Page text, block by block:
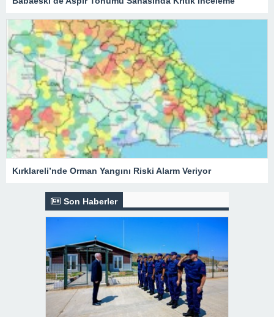
Kırklareli’nde Orman Yangını Riski Alarm Veriyor
Son Haberler